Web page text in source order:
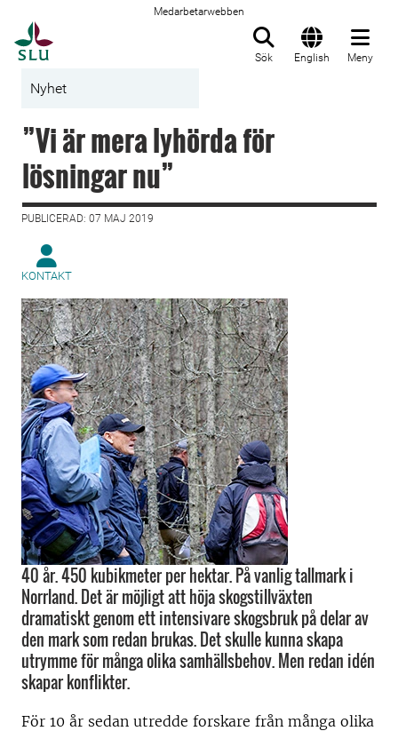
Medarbetarwebben
Sök English Meny
Nyhet
”Vi är mera lyhörda för
lösningar nu”
PUBLICERAD: 07 MAJ 2019
KONTAKT
40 år. 450 kubikmeter per hektar. På vanlig tallmark i
Norrland. Det är möjligt att höja skogstillväxten
dramatiskt genom ett intensivare skogsbruk på delar av
den mark som redan brukas. Det skulle kunna skapa
utrymme för många olika samhällsbehov. Men redan idén
skapar konflikter.
För 10 år sedan utredde forskare från många olika